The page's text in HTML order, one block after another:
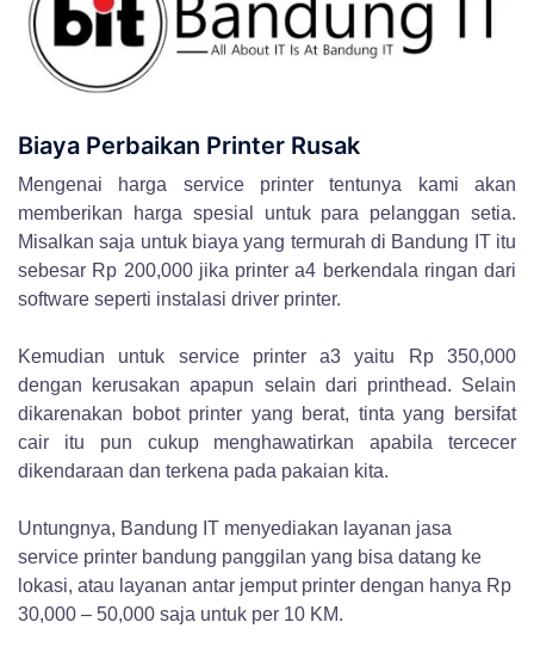
Biaya Perbaikan Printer Rusak
Mengenai harga service printer tentunya kami akan
memberikan harga spesial untuk para pelanggan setia.
Misalkan saja untuk biaya yang termurah di Bandung IT itu
sebesar Rp 200,000 jika printer a4 berkendala ringan dari
software seperti instalasi driver printer.
Kemudian untuk service printer a3 yaitu Rp 350,000
dengan kerusakan apapun selain dari printhead. Selain
dikarenakan bobot printer yang berat, tinta yang bersifat
cair itu pun cukup menghawatirkan apabila tercecer
dikendaraan dan terkena pada pakaian kita.
Untungnya, Bandung IT menyediakan layanan jasa
service printer bandung panggilan yang bisa datang ke
lokasi, atau layanan antar jemput printer dengan hanya Rp
30,000 – 50,000 saja untuk per 10 KM.